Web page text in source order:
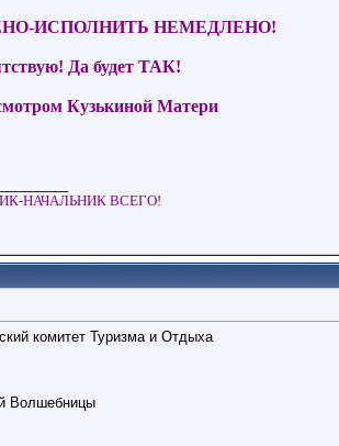
ИСПОЛНИТЬ НЕМЕДЛЕНО!
Да будет ТАК!
Кузькиной Матери
НАЧАЛЬНИК ВСЕГО!
комитет Туризма и Отдыха
Волшебницы